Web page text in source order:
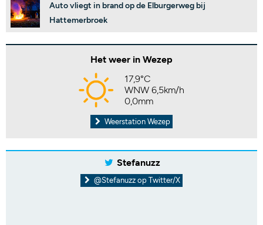
Auto vliegt in brand op de Elburgerweg bij
Hattemerbroek
Het weer in Wezep
17,9°C
WNW 6,5km/h
0,0mm
Weerstation Wezep
Stefanuzz
@Stefanuzz op Twitter/X